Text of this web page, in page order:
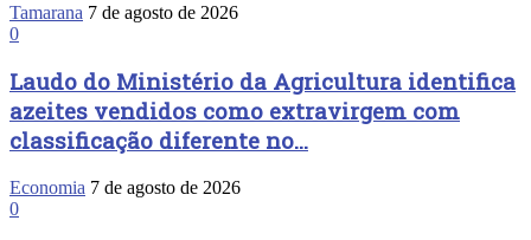
Tamarana 7 de agosto de 2026
0
Laudo do Ministério da Agricultura identifica
azeites vendidos como extravirgem com
classificação diferente no...
Economia 7 de agosto de 2026
0